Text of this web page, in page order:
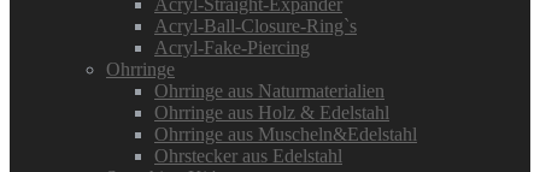
Acryl-Straight-Expander
Acryl-Ball-Closure-Ring`s
Acryl-Fake-Piercing
Ohrringe
Ohrringe aus Naturmaterialien
Ohrringe aus Holz & Edelstahl
Ohrringe aus Muscheln&Edelstahl
Ohrstecker aus Edelstahl